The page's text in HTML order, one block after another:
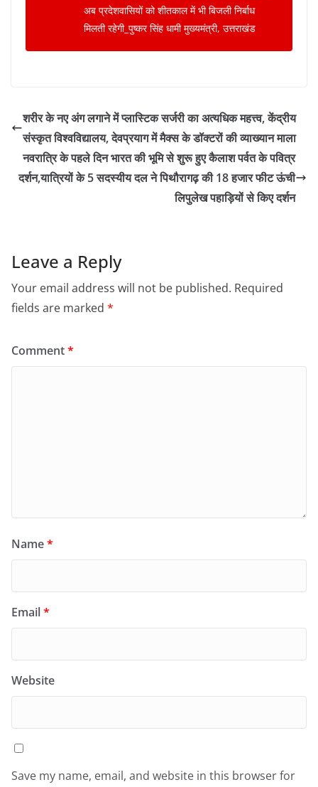
अब प्रदेशवासियों को शीतकाल में भी बिजली निर्बाध
मिलती रहेगी_पुष्कर सिंह धामी मुख्यमंत्री, उत्तराखंड
शरीर के नए अंग लगाने में प्लास्टिक सर्जरी का अत्यधिक महत्त्व, केंद्रीय
संस्कृत विश्वविद्यालय, देवप्रयाग में मैक्स के डॉक्टरों की व्याख्यान माला
नवरात्रि के पहले दिन भारत की भूमि से शुरू हुए कैलाश पर्वत के पवित्र
दर्शन,यात्रियों के 5 सदस्यीय दल ने पिथौरागढ़ की 18 हजार फीट ऊंची
लिपुलेख पहाड़ियों से किए दर्शन
Leave a Reply
Your email address will not be published. Required
fields are marked *
Comment*
Name*
Email*
Website
Save my name, email, and website in this browser for